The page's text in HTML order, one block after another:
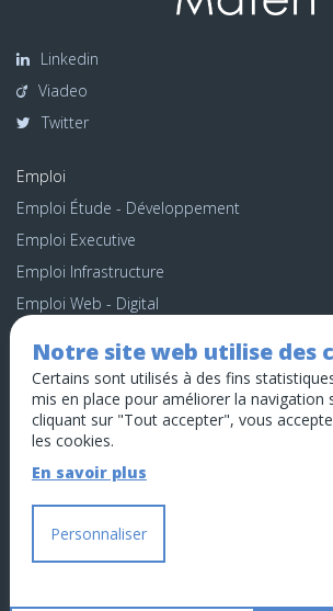
Notre site web utilise des
Certains sont utilisés à des fins
mis en place pour améliorer la navigation
cliquant sur "Tout accepter", vous
les cookies.
En savoir plus
Personnaliser
Linkedin
Viadeo
Twitter
Emploi
Emploi Étude - Développement
Emploi Executive
Emploi Infrastructure
Emploi Web - Digital
Candidature spontanée
Données personnelles
Gestion des cookies
Mentions légales